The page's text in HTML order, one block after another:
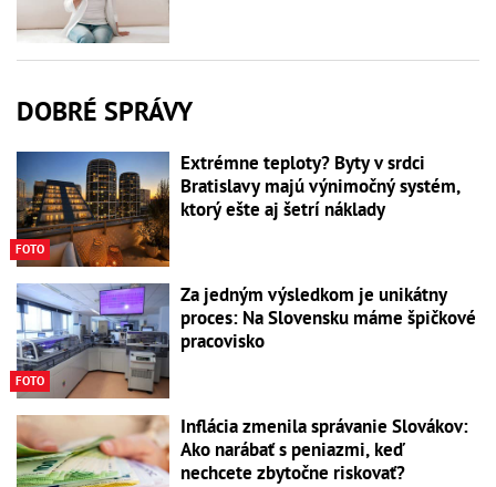
DOBRÉ SPRÁVY
FOTO
Extrémne teploty? Byty v srdci
Bratislavy majú výnimočný systém,
ktorý ešte aj šetrí náklady
FOTO
Za jedným výsledkom je unikátny
proces: Na Slovensku máme špičkové
pracovisko
Inflácia zmenila správanie Slovákov:
Ako narábať s peniazmi, keď
nechcete zbytočne riskovať?